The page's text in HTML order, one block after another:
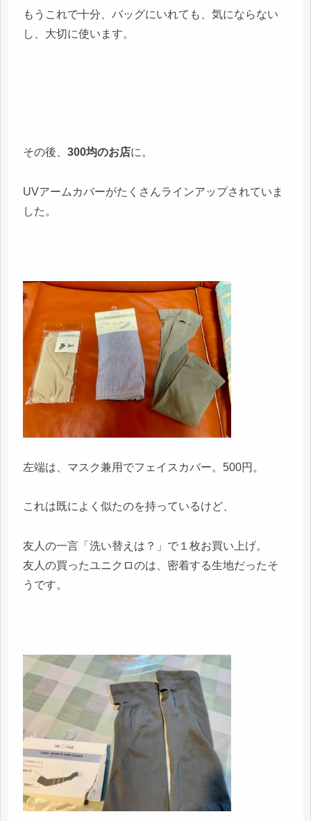
もうこれで十分、バッグにいれても、気にならない
し、大切に使います。
その後、 300均のお店に。
UVアームカバーがたくさんラインアップされていま
した。
左端は、マスク兼用でフェイスカバー。500円。
これは既によく似たのを持っているけど、
友人の一言「洗い替えは？」で１枚お買い上げ。
友人の買ったユニクロのは、密着する生地だったそ
うです。